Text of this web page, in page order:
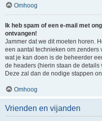
Omhoog
Ik heb spam of een e-mail met
ontvangen!
Jammer dat we dit moeten horen.
een aantal technieken om zenders
wat je kan doen is de beheerder
de headers (hierin staan de
Deze zal dan de nodige stappen
Omhoog
Vrienden en vijanden